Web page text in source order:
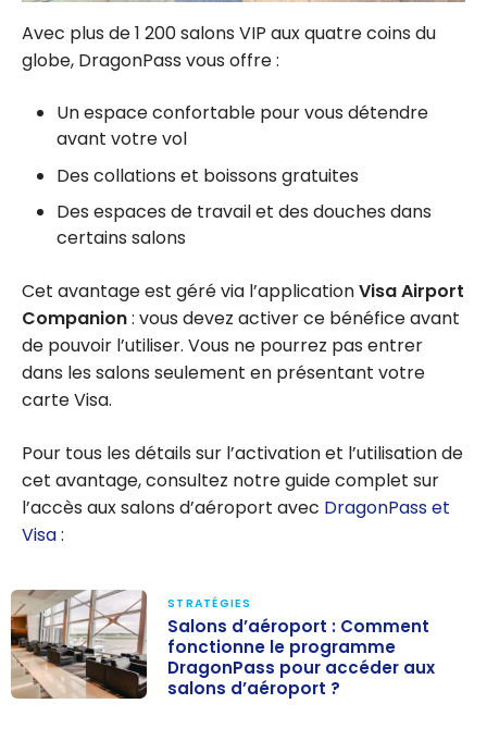
Avec plus de1 200salons VIP aux quatre coins du
globe, DragonPass vous offre :
Un espace confortable pour vous détendre
avant votre vol
Des collations et boissons gratuites
Des espaces de travail et des douches dans
certains salons
Cet avantage est géré via l’applicationVisa Airport
Companion: vous devez activer ce bénéfice avant
de pouvoir l’utiliser. Vous ne pourrez pas entrer
dans les salons seulement en présentant votre
carte Visa.
Pour tous les détails sur l’activation et l’utilisation de
cet avantage, consultez notre guide complet sur
l’accès aux salons d’aéroport avec DragonPass et
Visa:
STRATÉGIES
Salons d’aéroport : Comment
fonctionne le programme
DragonPass pour accéder aux
salons d’aéroport ?